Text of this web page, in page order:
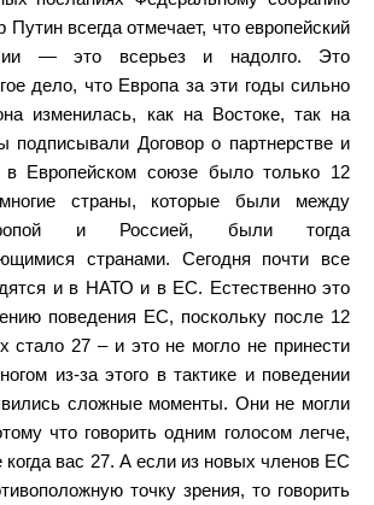
всегда отмечает, что европейский
— это всерьез и надолго. Это
дело, что Европа за эти годы сильно
изменилась, как на Востоке, так на
подписывали Договор о партнерстве и
в Европейском союзе было только 12
страны, которые были между
и Россией, были тогда
странами. Сегодня почти все
и в НАТО и в ЕС. Естественно это
поведения ЕС, поскольку после 12
стало 27 – и это не могло не принести
из-за этого в тактике и поведении
сложные моменты. Они не могли
что говорить одним голосом легче,
когда вас 27. А если из новых членов ЕС
точку зрения, то говорить